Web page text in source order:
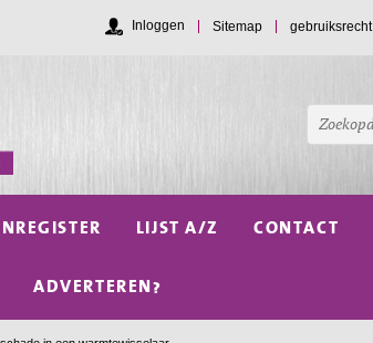
Sitemap gebruiksrecht
Inloggen
LIJST A/Z CONTACT
ADVERTEREN?